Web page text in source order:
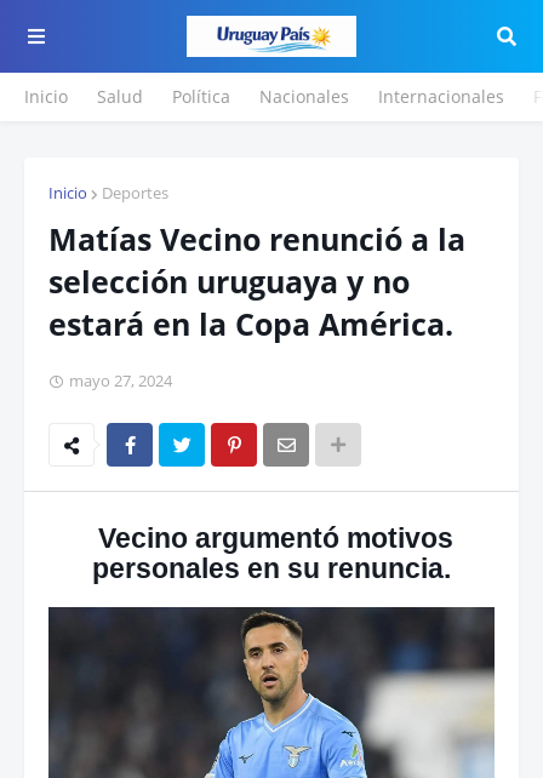
Inicio Salud Política Nacionales Internacionales
Inicio Deportes
Matías Vecino renunció a la
selección uruguaya y no
estará en la Copa América.
mayo 27, 2024
Vecino argumentó motivos
personales en su renuncia.